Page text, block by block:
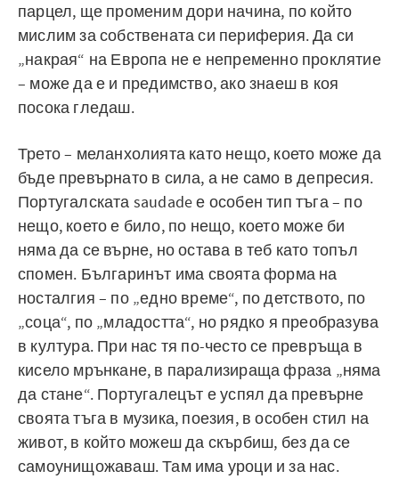
парцел, ще променим дори начина, по който
мислим за собствената си периферия. Да си
„накрая“ на Европа не е непременно проклятие
– може да е и предимство, ако знаеш в коя
посока гледаш.
Трето – меланхолията като нещо, което може да
бъде превърнато в сила, а не само в депресия.
Португалската saudade е особен тип тъга – по
нещо, което е било, по нещо, което може би
няма да се върне, но остава в теб като топъл
спомен. Българинът има своята форма на
носталгия – по „едно време“, по детството, по
„соца“, по „младостта“, но рядко я преобразува
в култура. При нас тя по-често се превръща в
кисело мрънкане, в парализираща фраза „няма
да стане“. Португалецът е успял да превърне
своята тъга в музика, поезия, в особен стил на
живот, в който можеш да скърбиш, без да се
самоунищожаваш. Там има уроци и за нас.